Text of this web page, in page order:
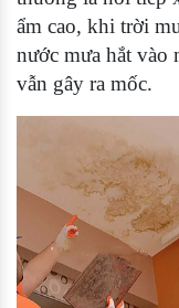
ẩm cao, khi trời
nước mưa hắt vào
vẫn gây ra mốc.